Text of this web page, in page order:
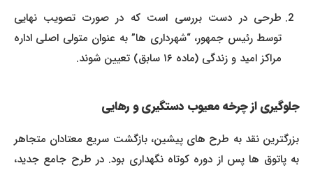
طرحی در دست بررسی است که در صورت تصویب نهایی
توسط رئیس جمهور، “شهرداری ها” به عنوان متولی اصلی اداره
مراکز امید و زندگی (ماده ۱۶ سابق) تعیین شوند.
جلوگیری از چرخه معیوب دستگیری و رهایی
بزرگترین نقد به طرح های پیشین، بازگشت سریع معتادان متجاهر
به پاتوق ها پس از دوره کوتاه نگهداری بود. در طرح جامع جدید،